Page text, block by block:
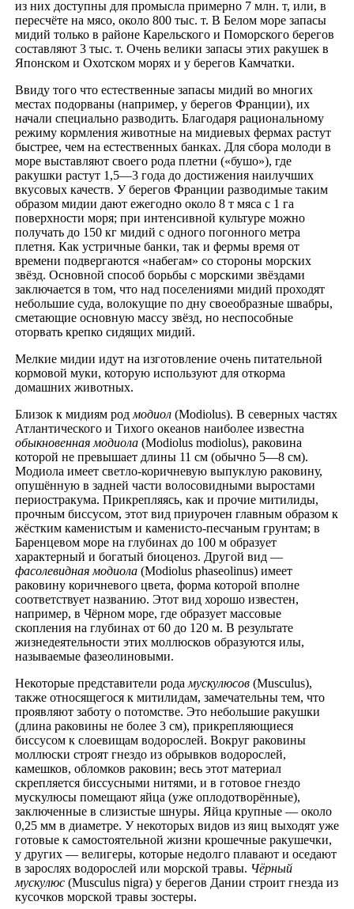
из них доступны для промысла примерно 7 млн. т, или, в
пересчёте на мясо, около 800 тыс. т. В Белом море запасы
мидий только в районе Карельского и Поморского берегов
составляют 3 тыс. т. Очень велики запасы этих ракушек в
Японском и Охотском морях и у берегов Камчатки.
Ввиду того что естественные запасы мидий во многих
местах подорваны (например, у берегов Франции), их
начали специально разводить. Благодаря рациональному
режиму кормления животные на мидиевых фермах растут
быстрее, чем на естественных банках. Для сбора молоди в
море выставляют своего рода плетни («бушо»), где
ракушки растут 1,5—3 года до достижения наилучших
вкусовых качеств. У берегов Франции разводимые таким
образом мидии дают ежегодно около 8 т мяса с 1 га
поверхности моря; при интенсивной культуре можно
получать до 150 кг мидий с одного погонного метра
плетня. Как устричные банки, так и фермы время от
времени подвергаются «набегам» со стороны морских
звёзд. Основной способ борьбы с морскими звёздами
заключается в том, что над поселениями мидий проходят
небольшие суда, волокущие по дну своеобразные швабры,
сметающие основную массу звёзд, но неспособные
оторвать крепко сидящих мидий.
Мелкие мидии идут на изготовление очень питательной
кормовой муки, которую используют для откорма
домашних животных.
Близок к мидиям род модиол (Modiolus). В северных частях
Атлантического и Тихого океанов наиболее известна
обыкновенная модиола (Modiolus modiolus), раковина
которой не превышает длины 11 см (обычно 5—8 см).
Модиола имеет светло-коричневую выпуклую раковину,
опушённую в задней части волосовидными выростами
периостракума. Прикрепляясь, как и прочие митилиды,
прочным биссусом, этот вид приурочен главным образом к
жёстким каменистым и каменисто-песчаным грунтам; в
Баренцевом море на глубинах до 100 м образует
характерный и богатый биоценоз. Другой вид —
фасолевидная модиола (Modiolus phaseolinus) имеет
раковину коричневого цвета, форма которой вполне
соответствует названию. Этот вид хорошо известен,
например, в Чёрном море, где образует массовые
скопления на глубинах от 60 до 120 м. В результате
жизнедеятельности этих моллюсков образуются илы,
называемые фазеолиновыми.
Некоторые представители рода мускулюсов (Musculus),
также относящегося к митилидам, замечательны тем, что
проявляют заботу о потомстве. Это небольшие ракушки
(длина раковины не более 3 см), прикрепляющиеся
биссусом к слоевищам водорослей. Вокруг раковины
моллюски строят гнездо из обрывков водорослей,
камешков, обломков раковин; весь этот материал
скрепляется биссусными нитями, и в готовое гнездо
мускулюсы помещают яйца (уже оплодотворённые),
заключенные в слизистые шнуры. Яйца крупные — около
0,25 мм в диаметре. У некоторых видов из яиц выходят уже
готовые к самостоятельной жизни крошечные ракушечки,
у других — велигеры, которые недолго плавают и оседают
в зарослях водорослей или морской травы. Чёрный
мускулюс (Musculus nigra) у берегов Дании строит гнезда из
кусочков морской травы зостеры.